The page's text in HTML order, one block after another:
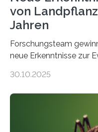
von
Jahren
Forschungsteam
neue Erkenntnisse zur
Landpflanzen zählen
Grünalgen, die vor
lebten. Unter den
30.10.2025